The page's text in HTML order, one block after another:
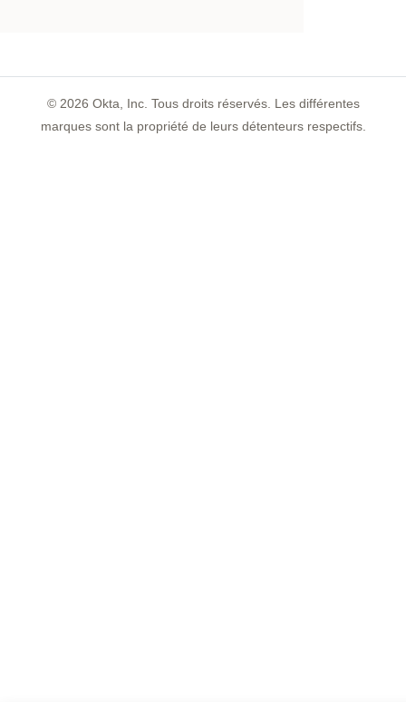
© 2026 Okta, Inc. Tous droits réservés. Les différentes
marques sont la propriété de leurs détenteurs respectifs.